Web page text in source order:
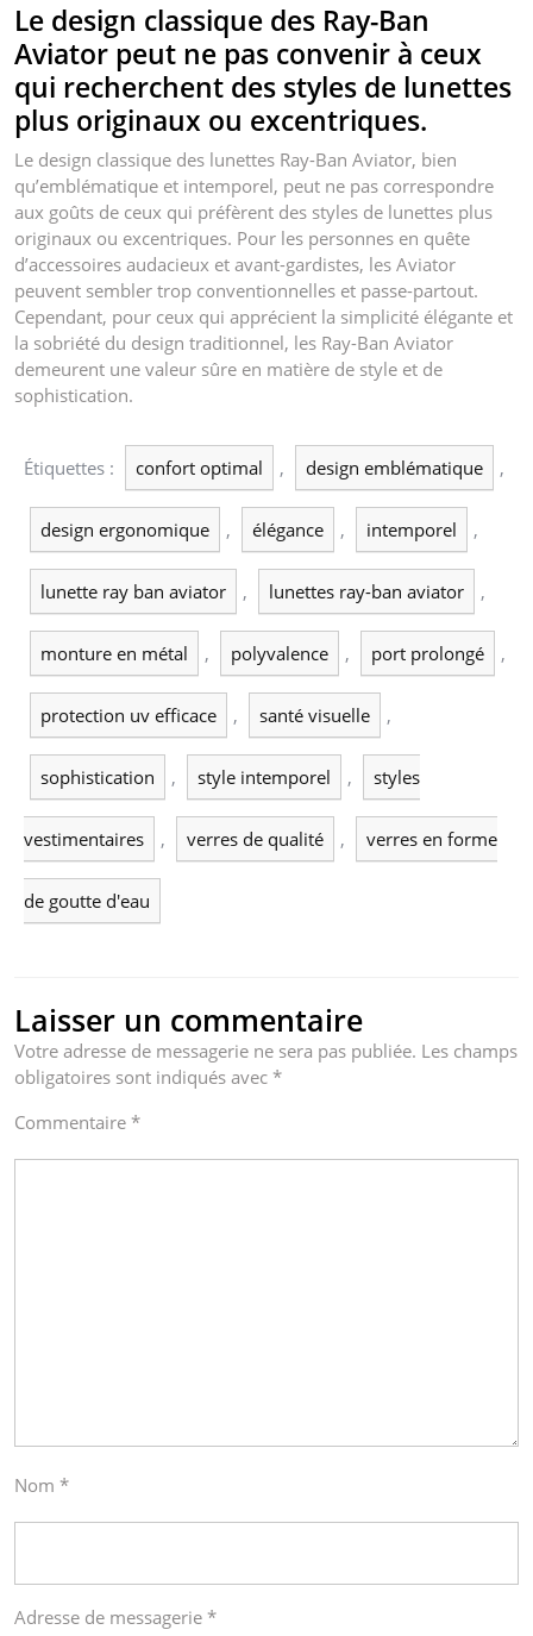
Le design classique des Ray-Ban
Aviator peut ne pas convenir à ceux
qui recherchent des styles de lunettes
plus originaux ou excentriques.
Le design classique des lunettes Ray-Ban Aviator, bien
qu’emblématique et intemporel, peut ne pas correspondre
aux goûts de ceux qui préfèrent des styles de lunettes plus
originaux ou excentriques. Pour les personnes en quête
d’accessoires audacieux et avant-gardistes, les Aviator
peuvent sembler trop conventionnelles et passe-partout.
Cependant, pour ceux qui apprécient la simplicité élégante et
la sobriété du design traditionnel, les Ray-Ban Aviator
demeurent une valeur sûre en matière de style et de
sophistication.
Étiquettes : confort optimal , design emblématique ,
design ergonomique , élégance , intemporel ,
lunette ray ban aviator , lunettes ray-ban aviator ,
monture en métal , polyvalence , port prolongé ,
protection uv efficace , santé visuelle ,
sophistication , style intemporel , styles
vestimentaires , verres de qualité , verres en forme
de goutte d'eau
Laisser un commentaire
Votre adresse de messagerie ne sera pas publiée. Les champs
obligatoires sont indiqués avec *
Commentaire *
Nom *
Adresse de messagerie *